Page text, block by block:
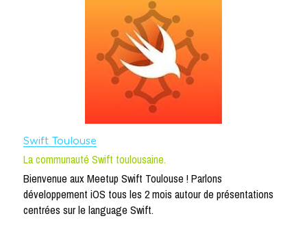
Swift Toulouse
La communauté Swift toulousaine.
Bienvenue aux Meetup Swift Toulouse ! Parlons
développement iOS tous les 2 mois autour de présentations
centrées sur le language Swift.